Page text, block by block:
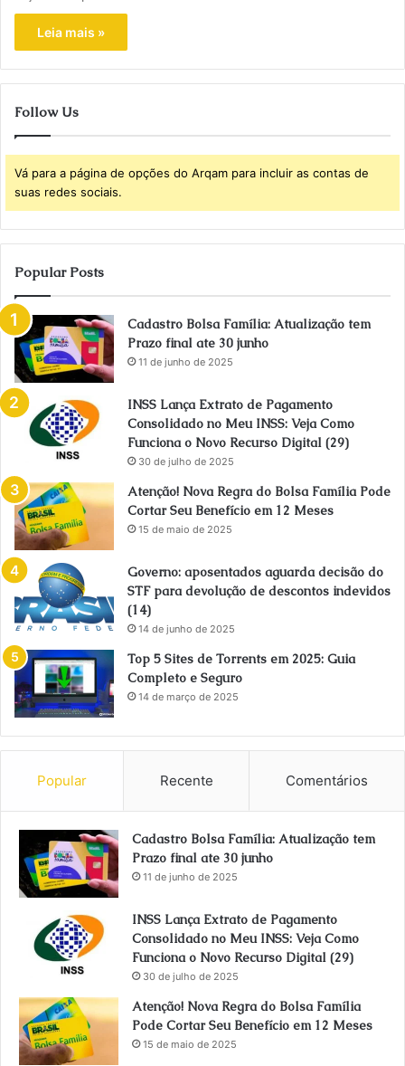
Leia mais »
Follow Us
Vá para a página de opções do Arqam para incluir as contas de
suas redes sociais.
Popular Posts
Cadastro Bolsa Família: Atualização tem
Prazo final ate 30 junho
11 de junho de 2025
INSS Lança Extrato de Pagamento
Consolidado no Meu INSS: Veja Como
Funciona o Novo Recurso Digital (29)
30 de julho de 2025
Atenção! Nova Regra do Bolsa Família Pode
Cortar Seu Benefício em 12 Meses
15 de maio de 2025
Governo: aposentados aguarda decisão do
STF para devolução de descontos indevidos
(14)
14 de junho de 2025
Top 5 Sites de Torrents em 2025: Guia
Completo e Seguro
14 de março de 2025
Popular Recente Comentários
Cadastro Bolsa Família: Atualização tem
Prazo final ate 30 junho
11 de junho de 2025
INSS Lança Extrato de Pagamento
Consolidado no Meu INSS: Veja Como
Funciona o Novo Recurso Digital (29)
30 de julho de 2025
Atenção! Nova Regra do Bolsa Família
Pode Cortar Seu Benefício em 12 Meses
15 de maio de 2025